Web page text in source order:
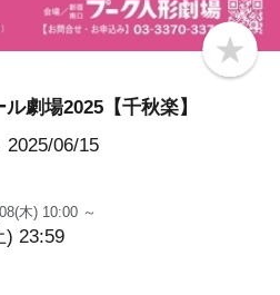
b
o
劇場2025【千秋楽】
2025/06/15
木) 10:00 ～
) 23:59